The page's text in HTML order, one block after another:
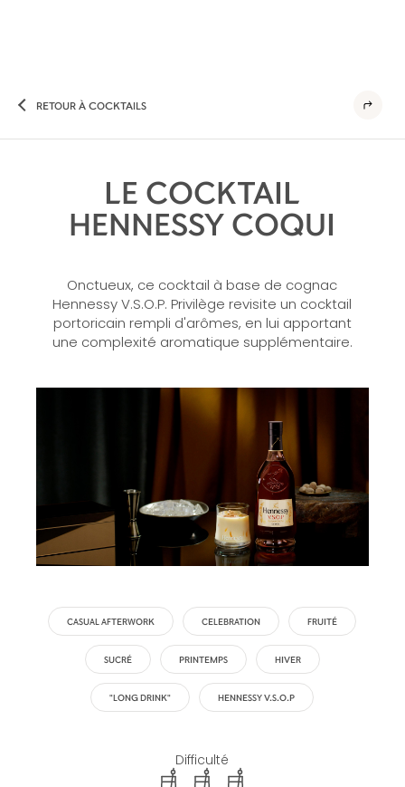
RETOUR À COCKTAILS
LE COCKTAIL
HENNESSY COQUI
Onctueux, ce cocktail à base de cognac
Hennessy V.S.O.P. Privilège revisite un cocktail
portoricain rempli d'arômes, en lui apportant
une complexité aromatique supplémentaire.
CASUAL AFTERWORK CELEBRATION FRUITÉ
SUCRÉ PRINTEMPS HIVER
"LONG DRINK" HENNESSY V.S.O.P
Difficulté